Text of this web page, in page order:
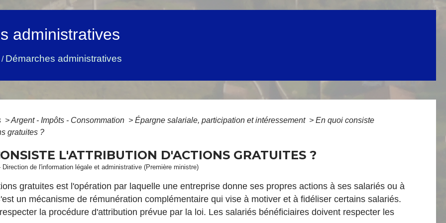
administratives
/ Démarches administratives
>Argent - Impôts - Consommation > Épargne salariale, participation et intéressement > En quoi consiste
gratuites ?
L'ATTRIBUTION D'ACTIONS GRATUITES ?
de l'information légale et administrative (Première ministre)
gratuites est l'opération par laquelle une entreprise donne ses propres actions à ses salariés ou à
un mécanisme de rémunération complémentaire qui vise à motiver et à fidéliser certains salariés.
la procédure d'attribution prévue par la loi. Les salariés bénéficiaires doivent respecter les